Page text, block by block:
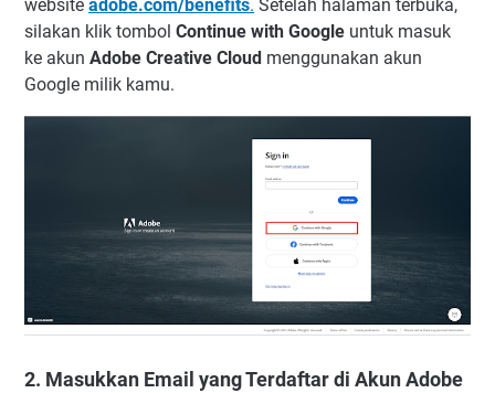
website adobe.com/benefits. Setelah halaman terbuka,
silakan klik tombol Continue with Google untuk masuk
ke akun Adobe Creative Cloud menggunakan akun
Google milik kamu.
2. Masukkan Email yang Terdaftar di Akun Adobe